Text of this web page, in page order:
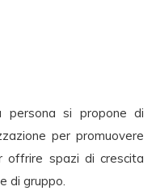
persona si propone di
per promuovere
offrire spazi di crescita
di gruppo.